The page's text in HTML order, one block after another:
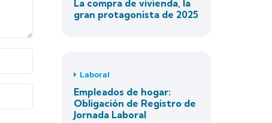
La compra de vivienda, la
gran protagonista de 2025
Laboral
Empleados de hogar:
Obligación de Registro de
Jornada Laboral